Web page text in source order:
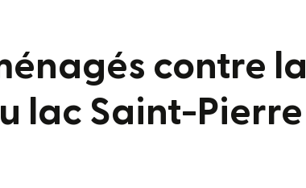
contre la
lac Saint-Pierre